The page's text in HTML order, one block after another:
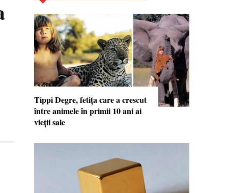
Tippi Degre, fetiţa care a crescut
între animele în primii 10 ani ai
vieţii sale